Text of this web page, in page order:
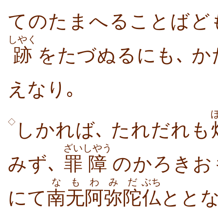
てのたまへることば
跡
しやく
をたづぬるにも､
えなり｡
◇ しかれば､ たれだれも
みず､ 罪
ざい
障
しやう
のかろき
にて南无
なも
阿
わ
弥陀
みだ
仏
ぶち
とと